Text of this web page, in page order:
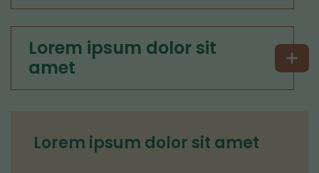
Lorem ipsum dolor sit
amet
Lorem ipsum dolor sit amet